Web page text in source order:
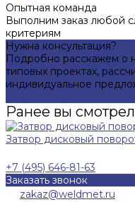
Опытная команда
Выполним заказ любой
критериям
Нужна консультация?
Подробно расскажем о
типовых проектах,
индивидуальное
Ранее вы
Затвор дисковый
+7 (495) 646-81-63
Заказать звонок
zakaz@weldmet.ru